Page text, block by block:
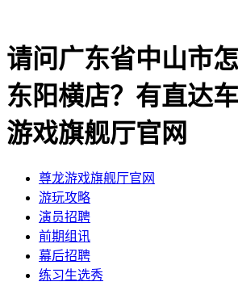
请问广东省中山市
东阳横店？有直达
游戏旗舰厅官网
尊龙游戏旗舰厅官网
​游玩攻略
​演员招聘
​前期组讯
​幕后招聘
​练习生选秀